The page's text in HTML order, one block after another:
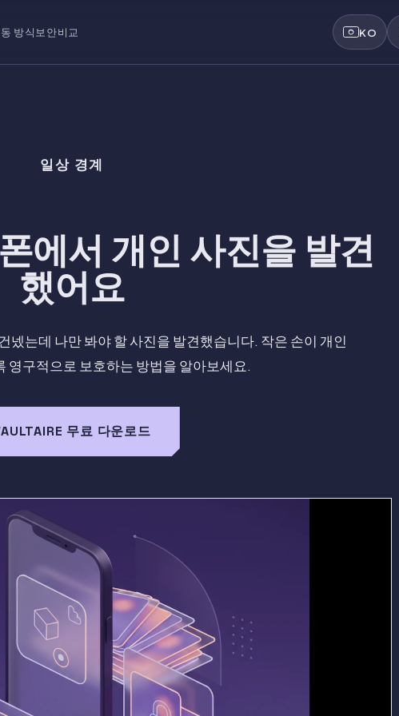
방식 보안비교 KO
일상 경계
에서 개인 사진을 발견
했어요
넸는데 나만 봐야 할 사진을 발견했습니다. 작은 손이 개인
영구적으로 보호하는 방법을 알아보세요.
무료 다운로드